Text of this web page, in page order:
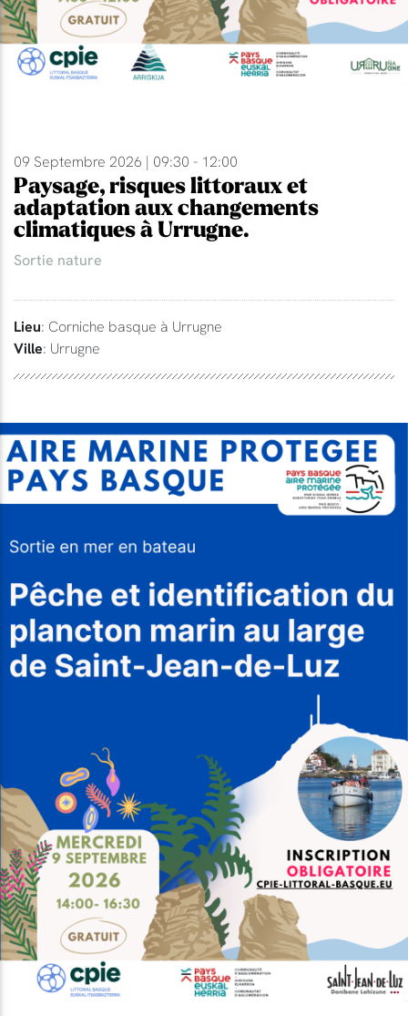
09 Septembre 2026 | 09:30 - 12:00
Paysage, risques littoraux et
adaptation aux changements
climatiques à Urrugne.
Sortie nature
Lieu: Corniche basque à Urrugne
Ville: Urrugne